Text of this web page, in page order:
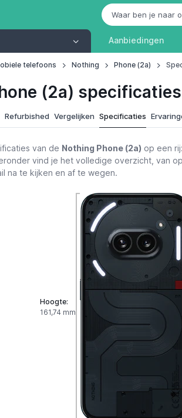
Aanbiedingen
telefoons Nothing Phone (2a)
(2a) specificaties
Refurbished Vergelijken Specificaties
van de Nothing Phone (2a) op een
vind je het volledige overzicht, van
na te kijken en af te wegen.
Hoogte:
161,74 mm